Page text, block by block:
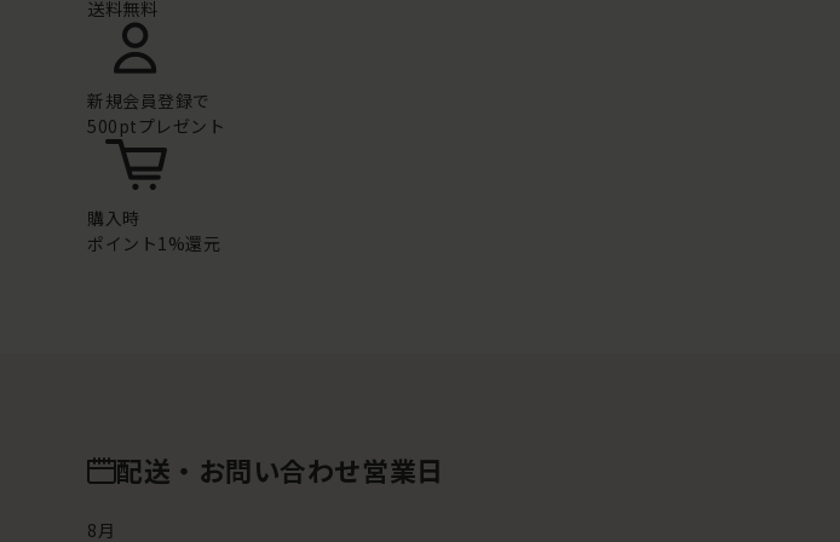
送料無料
新規会員登録で
500ptプレゼント
購入時
ポイント1%還元
配送・お問い合わせ営業日
8月